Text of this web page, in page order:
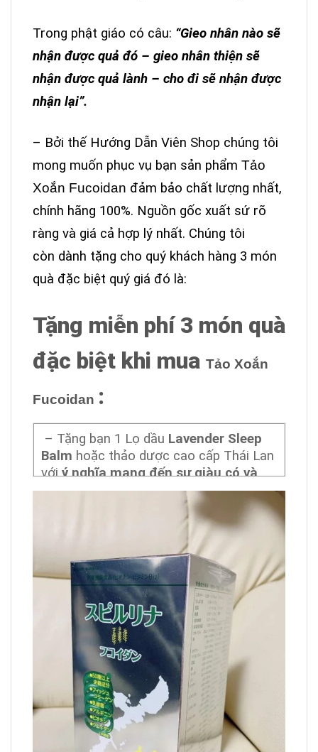
Trong phật giáo có câu: “Gieo nhân nào sẽ
nhận được quả đó – gieo nhân thiện sẽ
nhận được quả lành – cho đi sẽ nhận được
nhận lại”.
– Bởi thế Hướng Dẫn Viên Shop chúng tôi
mong muốn phục vụ bạn sản phẩm Tảo
Xoắn Fucoidan đảm bảo chất lượng nhất,
chính hãng 100%. Nguồn gốc xuất sứ rõ
ràng và giá cả hợp lý nhất. Chúng tôi
còn dành tặng cho quý khách hàng 3 món
quà đặc biệt quý giá đó là:
Tặng miễn phí 3 món quà
đặc biệt khi mua Tảo Xoắn
Fucoidan :
– Tặng bạn 1 Lọ dầu Lavender Sleep
Balm hoặc thảo dược cao cấp Thái Lan
vớiý nghĩa mang đến sự giàu có và
đặc biệt giàu có về sức khỏe. Có tác
dụng ( giúp giấc ngủ ngon từ tối đến
sáng để gan giải độc tốt hơn. Và thận
làm việc hiệu quả tốt nhất , giảm căng
thẳng mệt mỏi – Hiệu quả nhất cho
những người mất ngủ, ngủ không sâu
giấc.)
– Trong quá trình tôi làm hướng dẫn viên
du lịch đi nhiều nước trên thế giới. Và tìm
kiếm phương pháp giúp bảo vệ sức khỏe
bản thân. Đã khám phá ra 2 bài tập vô
cùng quý giá, đặc biệt hiệu quả đáng kinh
ngạc dành tặng cho bạn.
+ Tặng bạn 1 bài tập vô cùng đơn giản
của nhà sư thiếu lâm và võ đan. Theo